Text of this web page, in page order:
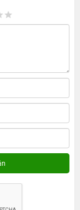
- Bứt Phá Hiệu